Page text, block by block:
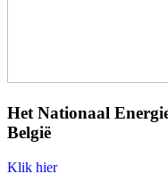
Het Nationaal
België
Klik hier